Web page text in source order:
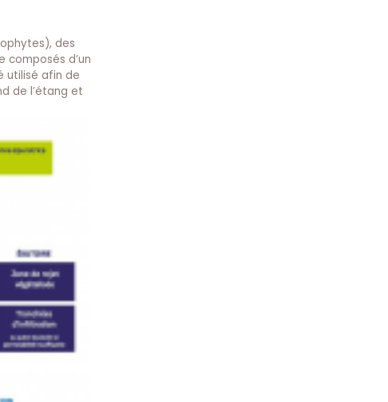
des
d’un
utilisé afin de
de l’étang et